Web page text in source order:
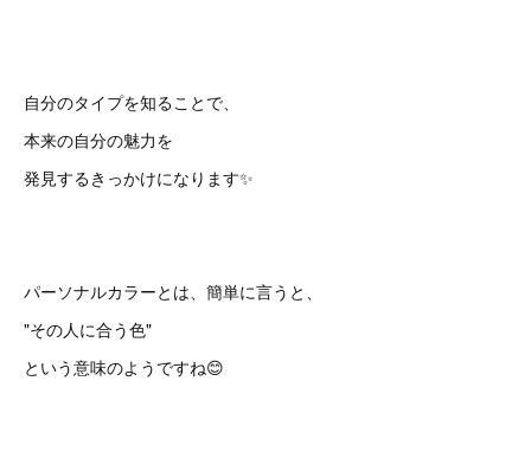
自分のタイプを知ることで、
本来の自分の魅力を
発見するきっかけになります✨
パーソナルカラーとは、簡単に言うと、
"その人に合う色"
という意味のようですね😊